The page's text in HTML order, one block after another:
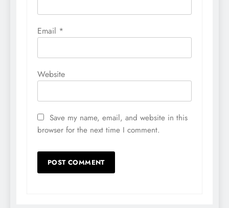
Email *
Website
Save my name, email, and website in this
browser for the next time I comment.